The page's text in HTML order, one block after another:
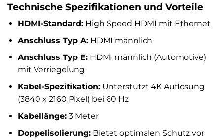
Technische Spezifikationen und Vorteile
HDMI-Standard:High Speed HDMI mit Ethernet
Anschluss Typ A:HDMI männlich
Anschluss Typ E:HDMI männlich (Automotive)
mit Verriegelung
Kabel-Spezifikation:Unterstützt 4K Auflösung
(3840 x 2160 Pixel) bei 60 Hz
Kabellänge:3 Meter
Doppelisolierung:Bietet optimalen Schutz vor